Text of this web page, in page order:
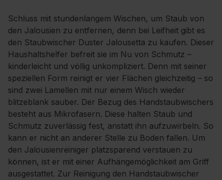
Schluss mit stundenlangem Wischen, um Staub von
den Jalousien zu entfernen, denn bei Leifheit gibt es
den Staubwischer Duster Jalousetta zu kaufen. Dieser
Haushaltshelfer befreit sie im Nu von Schmutz –
kinderleicht und völlig unkompliziert. Denn mit seiner
speziellen Form reinigt er vier Flächen gleichzeitig – so
sind zwei Lamellen mit nur einem Wisch wieder
blitzeblank sauber. Der Bezug des Handstaubwischers
besteht aus Mikrofasern. Diese halten Staub und
Schmutz zuverlässig fest, anstatt ihn aufzuwirbeln. So
kann er nicht an anderer Stelle zu Boden fallen. Um
den Jalousienreiniger platzsparend verstauen zu
können, ist er mit einer Aufhängemöglichkeit am Griff
ausgestattet. Zur Reinigung den Handstaubwischer